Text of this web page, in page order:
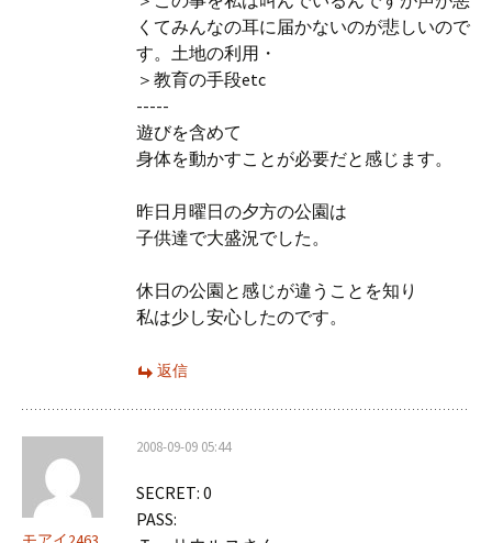
くてみんなの耳に届かないのが悲しいので
す。土地の利用・
＞教育の手段etc
-----
遊びを含めて
身体を動かすことが必要だと感じます。
昨日月曜日の夕方の公園は
子供達で大盛況でした。
休日の公園と感じが違うことを知り
私は少し安心したのです。
返信
2008-09-09 05:44
SECRET: 0
PASS: